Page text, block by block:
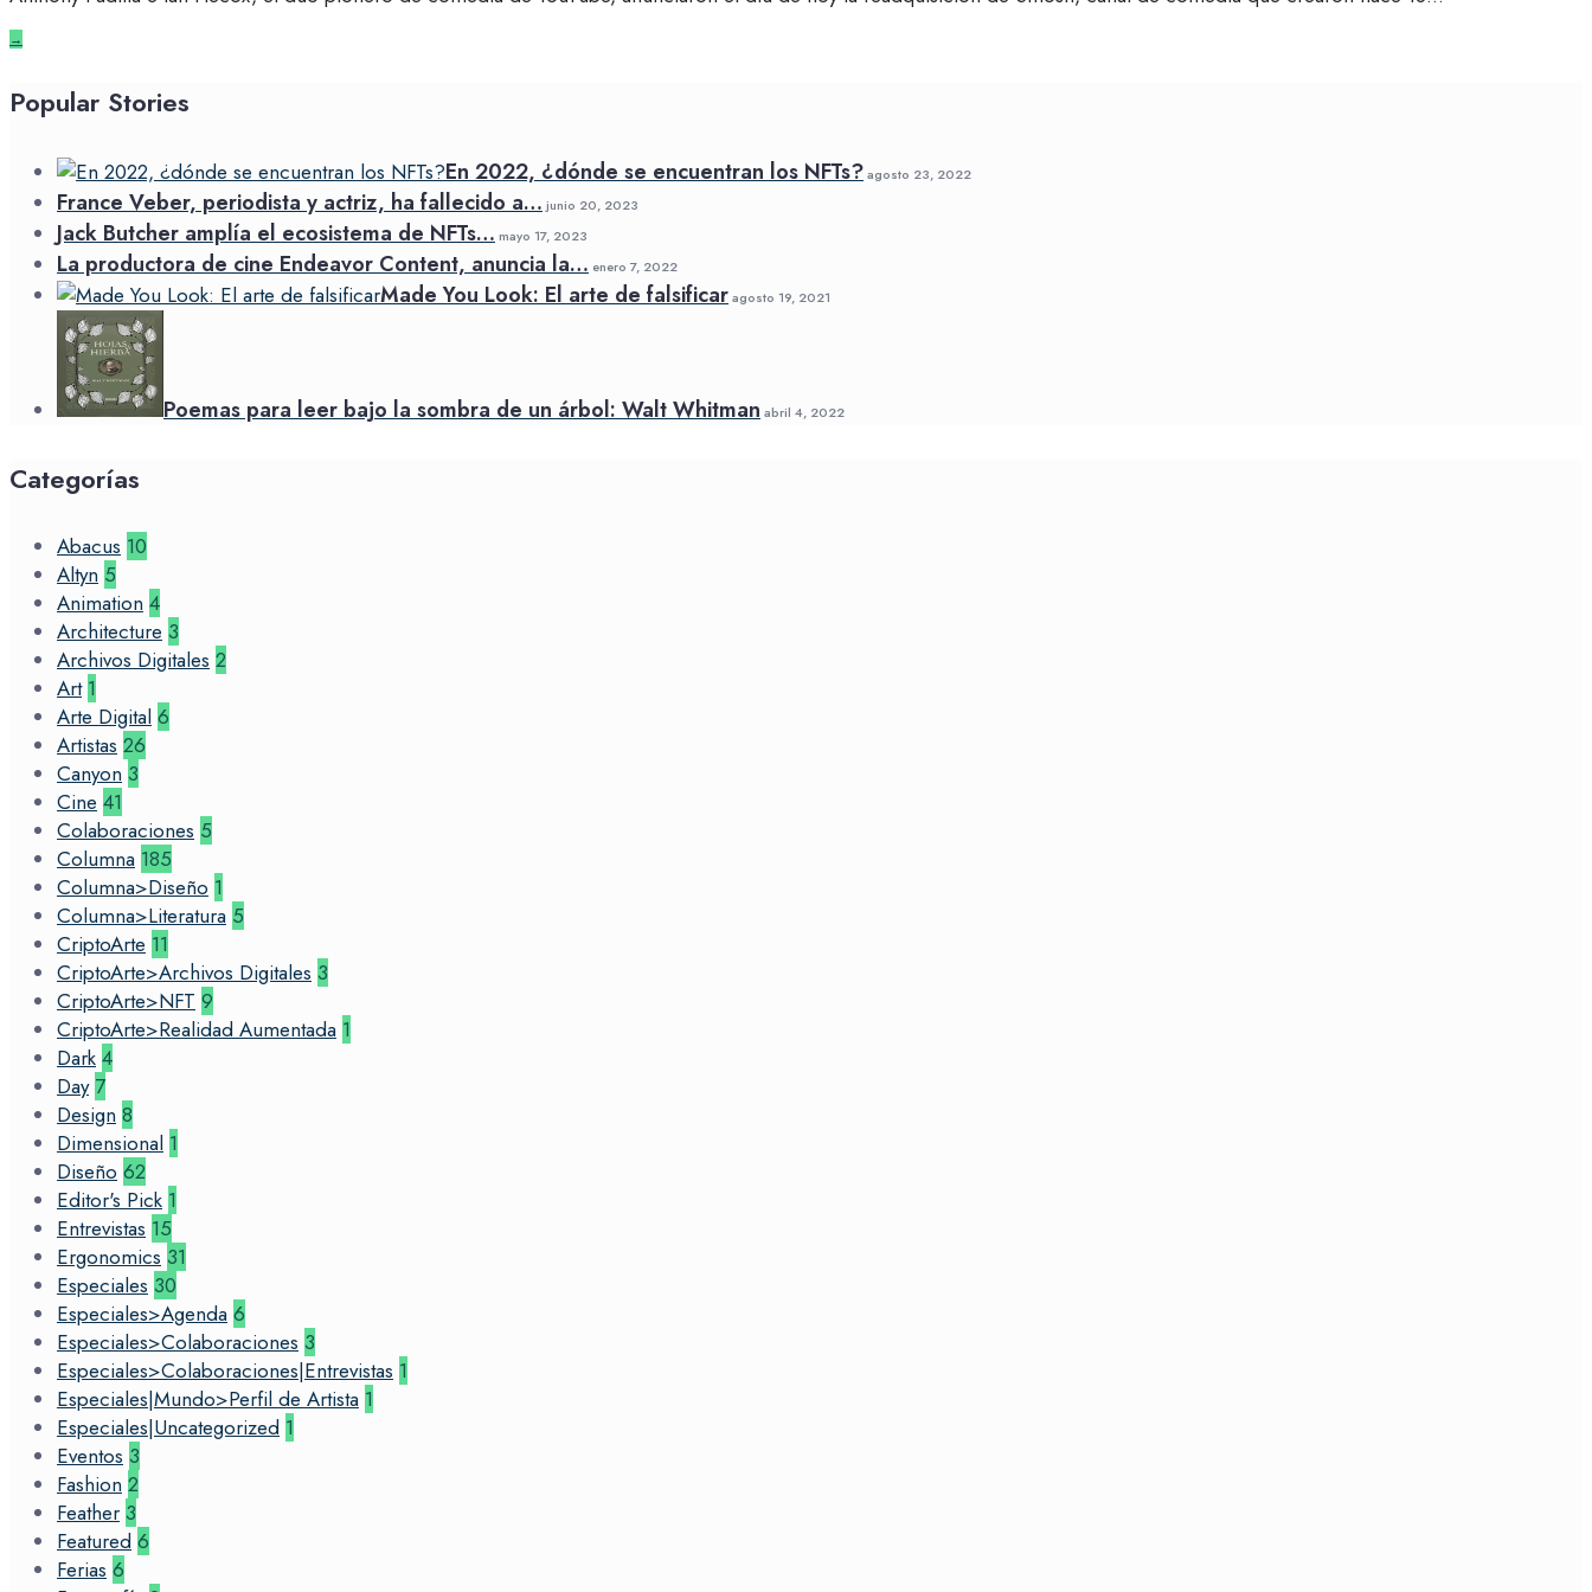
→
Popular Stories
En 2022, ¿dónde se encuentran los NFTs?agosto 23, 2022
France Veber, periodista y actriz, ha fallecido a… junio 20, 2023
Jack Butcher amplía el ecosistema de NFTs… mayo 17, 2023
La productora de cine Endeavor Content, anuncia la… enero 7, 2022
Made You Look: El arte de falsificaragosto 19, 2021
Poemas para leer bajo la sombra de un árbol: Walt Whitman abril 4, 2022
Categorías
Abacus 10
Altyn 5
Animation 4
Architecture 3
Archivos Digitales 2
Art 1
Arte Digital 6
Artistas 26
Canyon 3
Cine 41
Colaboraciones 5
Columna 185
Columna>Diseño 1
Columna>Literatura 5
CriptoArte 11
CriptoArte>Archivos Digitales 3
CriptoArte>NFT 9
CriptoArte>Realidad Aumentada 1
Dark 4
Day 7
Design 8
Dimensional 1
Diseño 62
Editor's Pick 1
Entrevistas 15
Ergonomics 31
Especiales 30
Especiales>Agenda 6
Especiales>Colaboraciones 3
Especiales>Colaboraciones|Entrevistas 1
Especiales|Mundo>Perfil de Artista 1
Especiales|Uncategorized 1
Eventos 3
Fashion 2
Feather 3
Featured 6
Ferias 6